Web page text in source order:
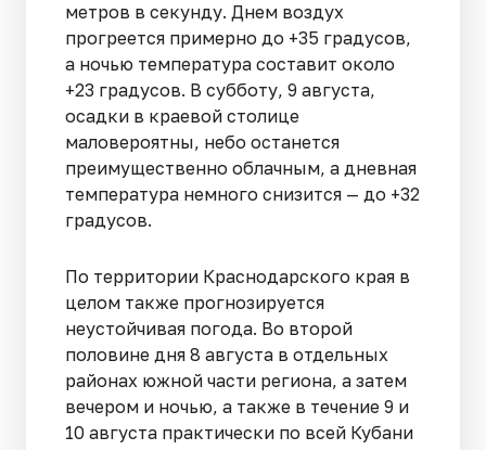
метров в секунду. Днем воздух
прогреется примерно до +35 градусов,
а ночью температура составит около
+23 градусов. В субботу, 9 августа,
осадки в краевой столице
маловероятны, небо останется
преимущественно облачным, а дневная
температура немного снизится — до +32
градусов.
По территории Краснодарского края в
целом также прогнозируется
неустойчивая погода. Во второй
половине дня 8 августа в отдельных
районах южной части региона, а затем
вечером и ночью, а также в течение 9 и
10 августа практически по всей Кубани